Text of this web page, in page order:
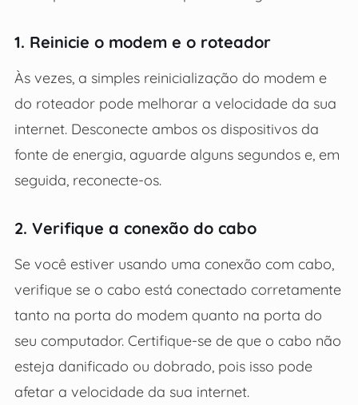
1. Reinicie o modem e o roteador
Às vezes, a simples reinicialização do modem e
do roteador pode melhorar a velocidade da sua
internet. Desconecte ambos os dispositivos da
fonte de energia, aguarde alguns segundos e, em
seguida, reconecte-os.
2. Verifique a conexão do cabo
Se você estiver usando uma conexão com cabo,
verifique se o cabo está conectado corretamente
tanto na porta do modem quanto na porta do
seu computador. Certifique-se de que o cabo não
esteja danificado ou dobrado, pois isso pode
afetar a velocidade da sua internet.